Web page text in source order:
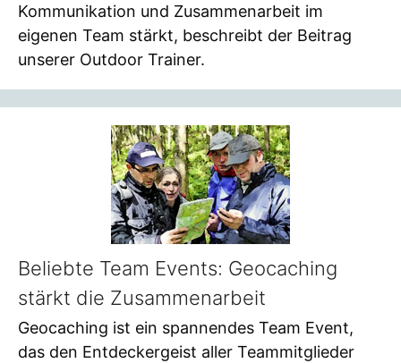
Kommunikation und Zusammenarbeit im
eigenen Team stärkt, beschreibt der Beitrag
unserer Outdoor Trainer.
Beliebte Team Events: Geocaching
stärkt die Zusammenarbeit
Geocaching ist ein spannendes Team Event,
das den Entdeckergeist aller Teammitglieder